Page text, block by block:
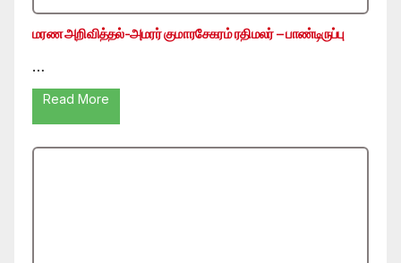
மரண அறிவித்தல்-அமரர் குமாரசேகரம் ரதிமலர் – பாண்டிருப்பு
…
Read More